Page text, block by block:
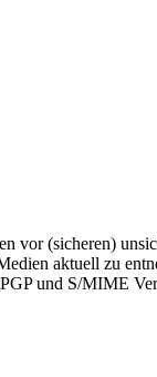
vor (sicheren)
aktuell zu
und S/MIME